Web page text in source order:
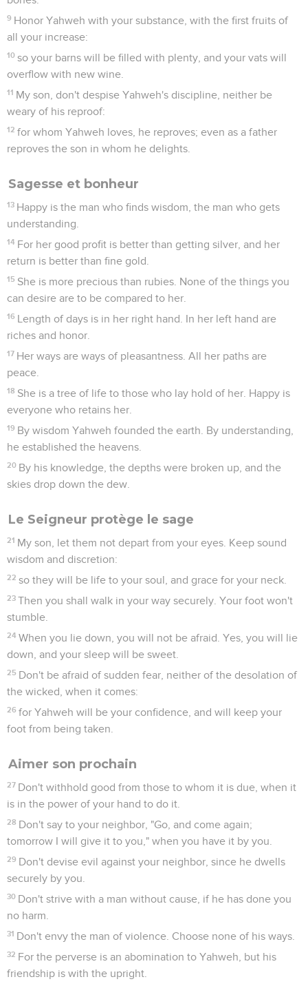
9 Honor Yahweh with your substance, with the first fruits of
all your increase:
10 so your barns will be filled with plenty, and your vats will
overflow with new wine.
11 My son, don't despise Yahweh's discipline, neither be
weary of his reproof:
12 for whom Yahweh loves, he reproves; even as a father
reproves the son in whom he delights.
Sagesse et bonheur
13 Happy is the man who finds wisdom, the man who gets
understanding.
14 For her good profit is better than getting silver, and her
return is better than fine gold.
15 She is more precious than rubies. None of the things you
can desire are to be compared to her.
16 Length of days is in her right hand. In her left hand are
riches and honor.
17 Her ways are ways of pleasantness. All her paths are
peace.
18 She is a tree of life to those who lay hold of her. Happy is
everyone who retains her.
19 By wisdom Yahweh founded the earth. By understanding,
he established the heavens.
20 By his knowledge, the depths were broken up, and the
skies drop down the dew.
Le Seigneur protège le sage
21 My son, let them not depart from your eyes. Keep sound
wisdom and discretion:
22 so they will be life to your soul, and grace for your neck.
23 Then you shall walk in your way securely. Your foot won't
stumble.
24 When you lie down, you will not be afraid. Yes, you will lie
down, and your sleep will be sweet.
25 Don't be afraid of sudden fear, neither of the desolation of
the wicked, when it comes:
26 for Yahweh will be your confidence, and will keep your
foot from being taken.
Aimer son prochain
27 Don't withhold good from those to whom it is due, when it
is in the power of your hand to do it.
28 Don't say to your neighbor, "Go, and come again;
tomorrow I will give it to you," when you have it by you.
29 Don't devise evil against your neighbor, since he dwells
securely by you.
30 Don't strive with a man without cause, if he has done you
no harm.
31 Don't envy the man of violence. Choose none of his ways.
32 For the perverse is an abomination to Yahweh, but his
friendship is with the upright.